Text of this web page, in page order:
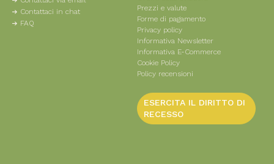
Contattaci in chat
FAQ
Prezzi e valute
Forme di pagamento
Privacy policy
Informativa Newsletter
Informativa E-Commerce
Cookie Policy
Policy recensioni
ESERCITA IL DIRITTO DI
RECESSO